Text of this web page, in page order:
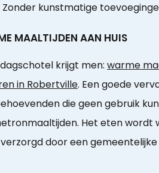
Zonder kunstmatige
MAALTIJDEN AAN HUIS
dagschotel krijgt men: warme
in Robertville. Een goede
die geen gebruik
Het eten wordt
door een